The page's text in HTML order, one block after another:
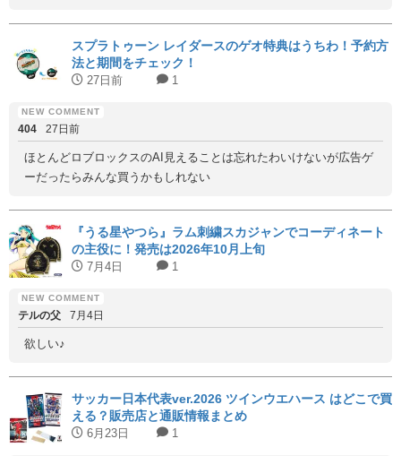
スプラトゥーン レイダースのゲオ特典はうちわ！予約方
法と期間をチェック！
27日前 1
404 27日前
ほとんどロブロックスのAI見えることは忘れたわいけないが広告ゲ
ーだったらみんな買うかもしれない
『うる星やつら』ラム刺繍スカジャンでコーディネート
の主役に！発売は2026年10月上旬
7月4日 1
テルの父 7月4日
欲しい♪
サッカー日本代表ver.2026 ツインウエハース はどこで買
える？販売店と通販情報まとめ
6月23日 1